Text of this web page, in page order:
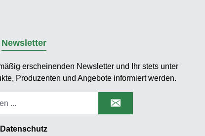
Newsletter
erscheinenden Newsletter und Ihr stets unter
Produzenten und Angebote informiert werden.
Datenschutz